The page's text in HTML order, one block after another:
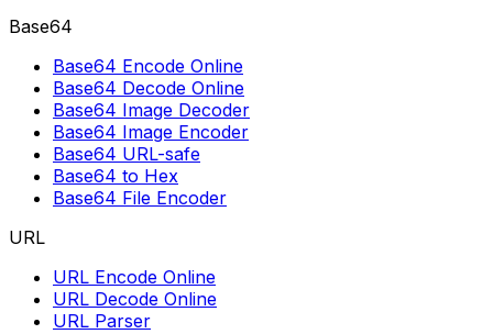
Base64
Base64 Encode Online
Base64 Decode Online
Base64 Image Decoder
Base64 Image Encoder
Base64 URL-safe
Base64 to Hex
Base64 File Encoder
URL
URL Encode Online
URL Decode Online
URL Parser